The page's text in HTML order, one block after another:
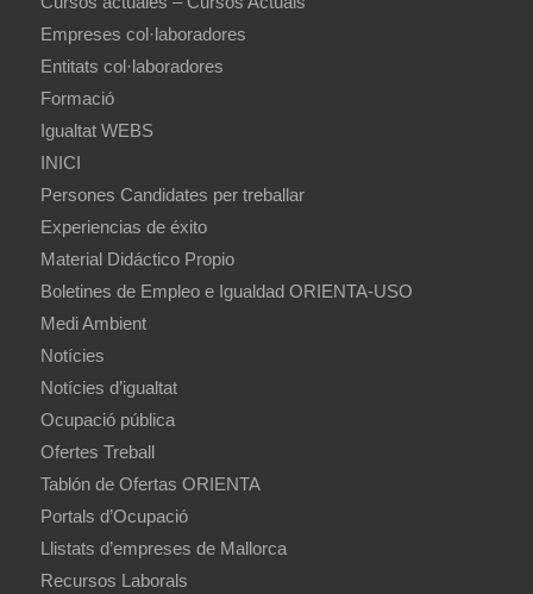
Empreses col·laboradores
Entitats col·laboradores
Formació
Igualtat WEBS
INICI
Persones Candidates per treballar
Experiencias de éxito
Material Didáctico Propio
Boletines de Empleo e Igualdad ORIENTA-USO
Medi Ambient
Notícies
Notícies d’igualtat
Ocupació pública
Ofertes Treball
Tablón de Ofertas ORIENTA
Portals d’Ocupació
Llistats d’empreses de Mallorca
Recursos Laborals